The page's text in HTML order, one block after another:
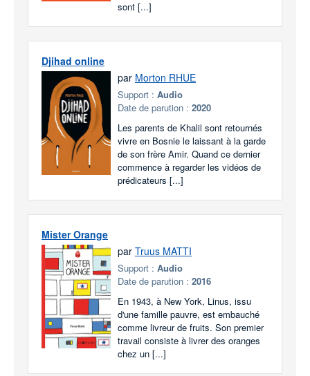
sont [...]
Djihad online
par Morton RHUE
Support : Audio
Date de parution : 2020
Les parents de Khalil sont retournés
vivre en Bosnie le laissant à la garde
de son frère Amir. Quand ce dernier
commence à regarder les vidéos de
prédicateurs [...]
Mister Orange
par Truus MATTI
Support : Audio
Date de parution : 2016
En 1943, à New York, Linus, issu
d'une famille pauvre, est embauché
comme livreur de fruits. Son premier
travail consiste à livrer des oranges
chez un [...]